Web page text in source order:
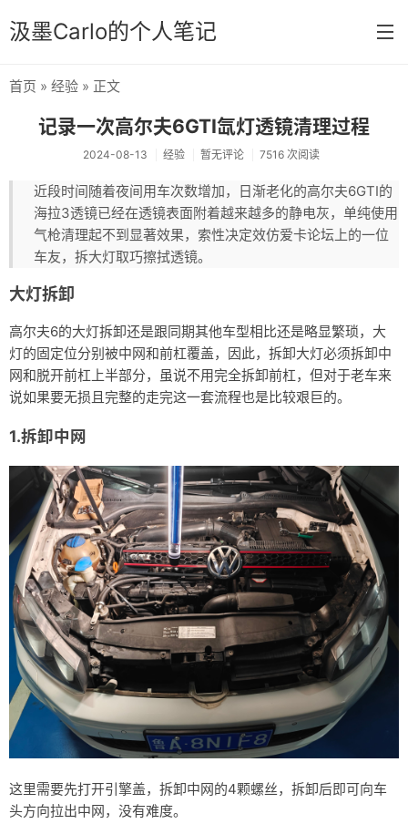
汲墨Carlo的个人笔记
感想
文章
Memos
首页 » 经验 » 正文
记录一次高尔夫6GTI氙灯透镜清理过程
2024-08-13 经验 暂无评论 7516 次阅读
近段时间随着夜间用车次数增加，日渐老化的高尔夫6GTI的
海拉3透镜已经在透镜表面附着越来越多的静电灰，单纯使用
气枪清理起不到显著效果，索性决定效仿爱卡论坛上的一位
车友，拆大灯取巧擦拭透镜。
大灯拆卸
高尔夫6的大灯拆卸还是跟同期其他车型相比还是略显繁琐，大
灯的固定位分别被中网和前杠覆盖，因此，拆卸大灯必须拆卸中
网和脱开前杠上半部分，虽说不用完全拆卸前杠，但对于老车来
说如果要无损且完整的走完这一套流程也是比较艰巨的。
1.拆卸中网
这里需要先打开引擎盖，拆卸中网的4颗螺丝，拆卸后即可向车
头方向拉出中网，没有难度。